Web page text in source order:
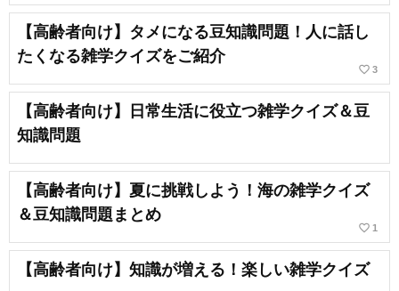
【高齢者向け】タメになる豆知識問題！人に話し
たくなる雑学クイズをご紹介
favorite_border 3
【高齢者向け】日常生活に役立つ雑学クイズ＆豆
知識問題
【高齢者向け】夏に挑戦しよう！海の雑学クイズ
＆豆知識問題まとめ
favorite_border 1
【高齢者向け】知識が増える！楽しい雑学クイズ